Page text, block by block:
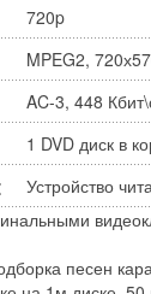
720p
MPEG2,
AC-3, 448
1 DVD диск в
Устройство
песен